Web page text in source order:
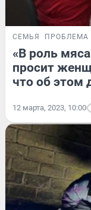
СЕМЬЯ ПРОБЛЕМА
«В роль
просит
что об
12 марта, 2023, 10:00